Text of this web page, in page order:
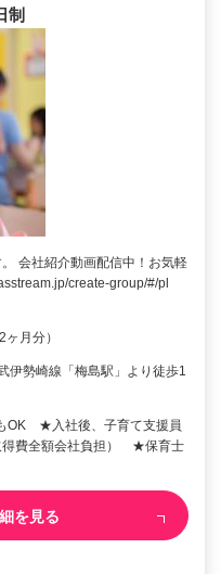
制
会社紹介動画配信中！お気軽
create-group/#/pl
月分）
伊勢崎線「梅島駅」より徒歩1
OK ★入社後、子育て支援員
得費全額会社負担） ★保育士
を見る